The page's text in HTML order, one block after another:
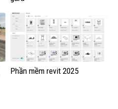
Phần mềm revit 2025